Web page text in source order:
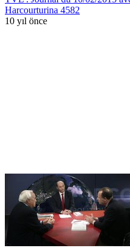
Harcourturina 4582
10 yıl önce